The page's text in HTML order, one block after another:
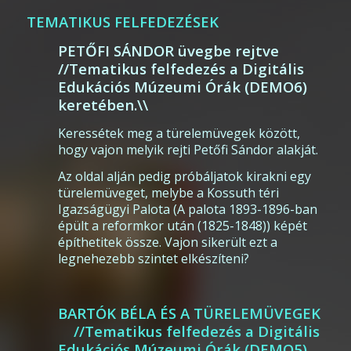
TEMATIKUS FELFEDEZÉSEK
PETŐFI SÁNDOR üvegbe rejtve
//Tematikus felfedezés a Digitális
Edukációs Múzeumi Órák (DEMO6)
keretében.\\
Keressétek meg a türelemüvegek között,
hogy vajon melyik rejti Petőfi Sándor alakját.
Az oldal alján pedig próbáljatok kirakni egy
türelemüveget, melybe a Kossuth téri
Igazságügyi Palota (A palota 1893-1896-ban
épült a reformkor után (1825-1848)) képét
építhetitek össze. Vajon sikerült ezt a
legnehezebb szintet elkészíteni?
BARTÓK BÉLA ÉS A TÜRELEMÜVEGEK
//Tematikus felfedezés a Digitális